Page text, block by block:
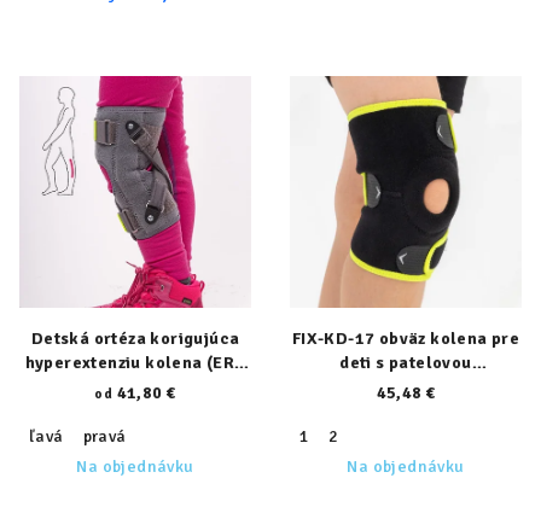
Detská ortéza korigujúca
hyperextenziu kolena (ERH
35/2)
od 41,80 €
ľavá
pravá
Na objednávku
FIX-KD-17 obväz kolena pre
deti s patelovou
stabilizáciou
45,48 €
1
2
Na objednávku